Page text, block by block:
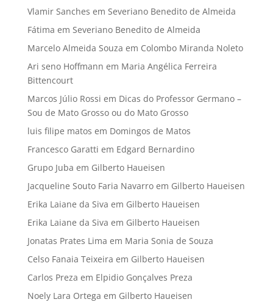
Vlamir Sanches em Severiano Benedito de Almeida
Fátima em Severiano Benedito de Almeida
Marcelo Almeida Souza em Colombo Miranda Noleto
Ari seno Hoffmann em Maria Angélica Ferreira
Bittencourt
Marcos Júlio Rossi em Dicas do Professor Germano –
Sou de Mato Grosso ou do Mato Grosso
luis filipe matos em Domingos de Matos
Francesco Garatti em Edgard Bernardino
Grupo Juba em Gilberto Haueisen
Jacqueline Souto Faria Navarroem Gilberto Haueisen
Erika Laiane da Siva em Gilberto Haueisen
Erika Laiane da Siva em Gilberto Haueisen
Jonatas Prates Lima em Maria Sonia de Souza
Celso Fanaia Teixeira em Gilberto Haueisen
Carlos Preza em Elpidio Gonçalves Preza
Noely Lara Ortega em Gilberto Haueisen